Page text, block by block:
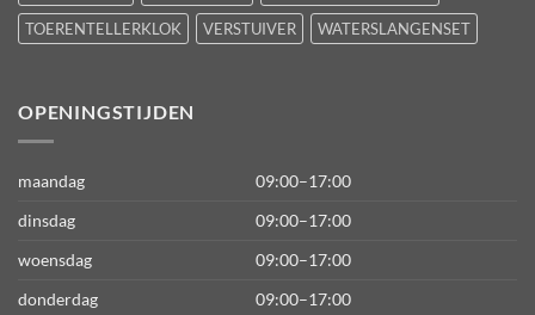
TOERENTELLERKLOK
VERSTUIVER WATERSLANGENSET
OPENINGSTIJDEN
maandag
09:00–17:00
dinsdag
09:00–17:00
woensdag
09:00–17:00
donderdag
09:00–17:00